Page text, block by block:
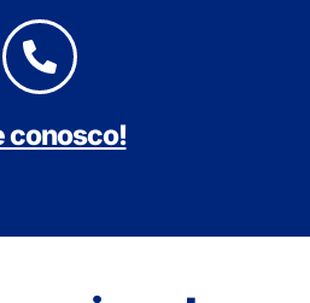
conosco!